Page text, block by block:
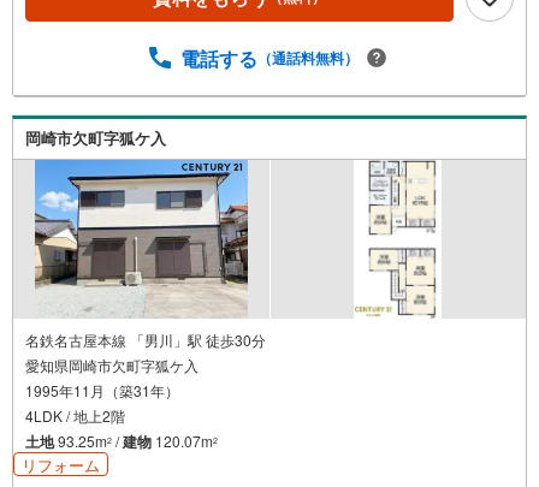
ご案内について・平日や夜遅い時間帯もご案内が可能 ※定
明いたします。・車でご自宅や最寄り駅等、ご指定の場所
す。◎個別FP相談会 無料物件のご紹介だけでなく住宅ロ
ーン・資金のご相談、まずは家探しについて話を聞きたい
という方も大歓迎です！年間8000棟以上の限定物件を発表
しているオープンハウスだから出会える物件が多数ござい
ます。ぜひお気軽にご連絡・ご相談ください！※限定物件:
当社のみ、もしくは当社を含めた数社でのみご紹介可能な
オープンハウス・ディベロップメントの物件
電話する （通話料無料）
岡崎市欠町字狐ケ入
名鉄名古屋本線 「男川」駅 徒歩30分
愛知県岡崎市欠町字狐ケ入
1995年11月（築31年）
4LDK / 地上2階
土地93.25m2 /建物 120.07m2
リフォーム